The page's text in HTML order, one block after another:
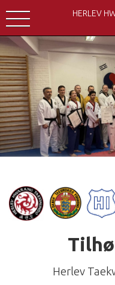
HERLEV
Herlev